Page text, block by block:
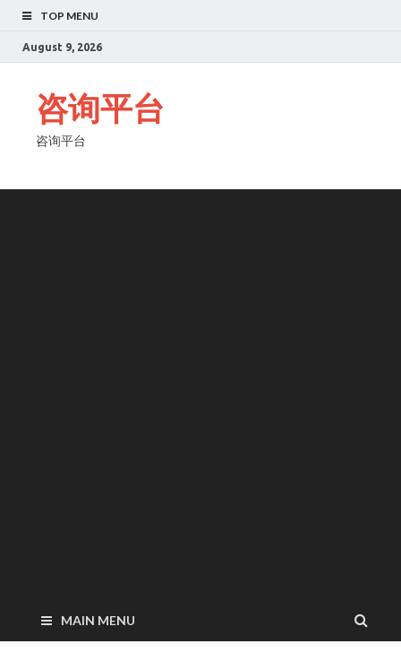
TOP MENU
August 9, 2026
咨询平台
咨询平台
MAIN MENU